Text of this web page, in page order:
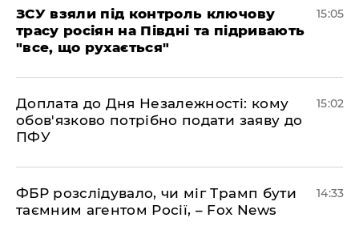
ЗСУ взяли під контроль ключову
трасу росіян на Півдні та підривають
"все, що рухається"
15:05
Доплата до Дня Незалежності: кому
обов'язково потрібно подати заяву до
ПФУ
15:02
ФБР розслідувало, чи міг Трамп бути
таємним агентом Росії, – Fox News
14:33